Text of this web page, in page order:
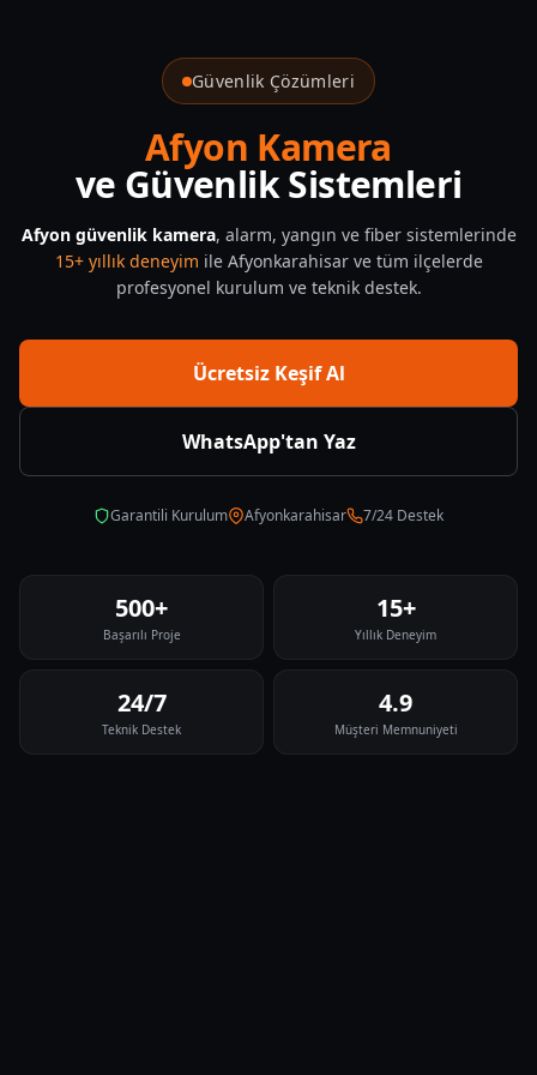
Güvenlik Çözümleri
Afyon Kamera
ve Güvenlik Sistemleri
Afyon güvenlik kamera, alarm, yangın ve fiber sistemlerinde
15+ yıllık deneyim ile Afyonkarahisar ve tüm ilçelerde
profesyonel kurulum ve teknik destek.
Ücretsiz Keşif Al
WhatsApp'tan Yaz
Garantili Kurulum Afyonkarahisar 7/24 Destek
500+
Başarılı Proje
15+
Yıllık Deneyim
24/7
Teknik Destek
4.9
Müşteri Memnuniyeti